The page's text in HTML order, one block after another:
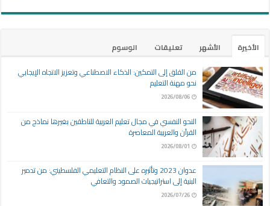
الأخيرة الأشهر تعليقات
الوسوم
من القلق إلى التمكين: الذكاء الاصطناعي وتعزيز الاتجاه الإيجابي
نحو مهنة التعليم
2026/08/06
النحو النفسي في مجال تعليم العربية للناطقين بغيرها نماذج من
القرآن والعربية المعاصرة
2026/08/01
عدوان 2023 وتأثيره على النظام التعليمي الفلسطيني: من تدمير
البنية إلى استراتيجيات الصمود والتعافي
2026/07/26